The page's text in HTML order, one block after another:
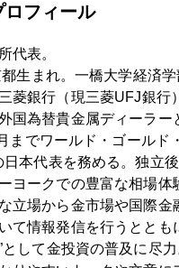
今回の勘所
ルの関係
時
ロフィール
代表。
生まれ。一橋大学経済
菱銀行（現三菱UFJ銀行
国為替貴金属ディーラー
までワールド・ゴールド
日本代表を務める。独立
ヨークでの豊富な相場体
立場から金市場や国際金
て情報発信を行うととも
として金投資の普及に尽